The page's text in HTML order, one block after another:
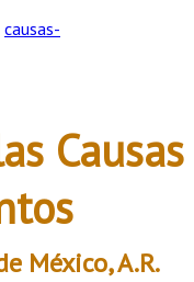
causas-
Causas
México, A.R.